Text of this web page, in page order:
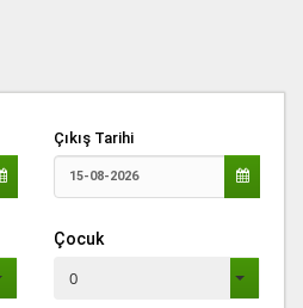
Çıkış Tarihi
Çocuk
0